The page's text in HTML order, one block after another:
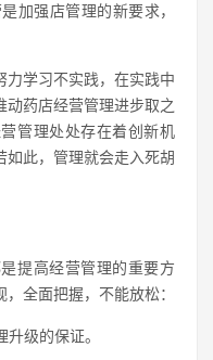
加强店管理的新要求，
力学习不实践，在实践中
药店经营管理进步取之
管理处处存在着创新机
如此，管理就会走入死胡
提高经营管理的重要方
全面把握，不能放松：
级的保证。